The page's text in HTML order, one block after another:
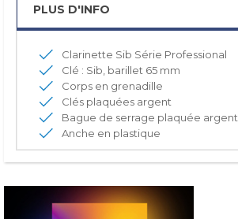
PLUS D'INFO
Clarinette Sib Série Professional
Clé : Sib, barillet 65 mm
Corps en grenadille
Clés plaquées argent
Bague de serrage plaquée argent
Anche en plastique